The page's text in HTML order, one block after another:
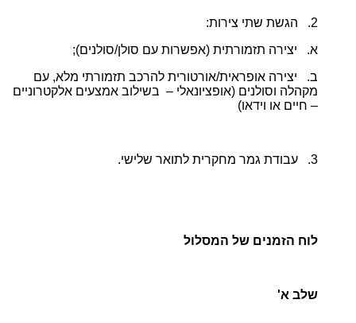
2. הגשת שתי צירות:
א. יצירה תזמורתית (אפשרות עם סולן/סולנים);
ב. יצירה אופראית/אורטורית להרכב תזמורתי מלא, עם
מקהלה וסולנים (אופציונאלי – בשילוב אמצעים אלקטרוניים
– חיים או וידאו)
3. עבודת גמר מחקרית לתואר שלישי.
לוח הזמנים של המסלול
שלב א'